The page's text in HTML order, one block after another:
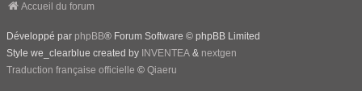
Accueil du forum
Développé par phpBB® Forum Software © phpBB Limited
Style we_clearblue created by INVENTEA & nextgen
Traduction française officielle © Qiaeru